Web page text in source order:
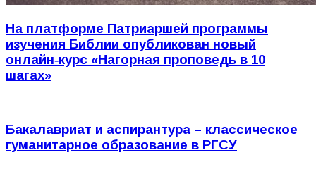
На платформе Патриаршей программы
изучения Библии опубликован новый
онлайн‑курс «Нагорная проповедь в 10
шагах»
Бакалавриат и аспирантура – классическое
гуманитарное образование в РГСУ